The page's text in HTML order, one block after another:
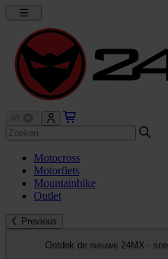
Motocross
Motorfiets
Mountainbike
Outlet
Previous
Ontdek de nieuwe 24MX -